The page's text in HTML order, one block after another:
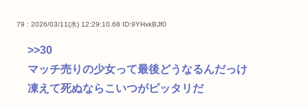
79 : 2026/03/11(水) 12:29:10.68 ID:9YHxkBJf0
>>30
マッチ売りの少女って最後どうなるんだっけ
凍えて死ぬならこいつがピッタリだ